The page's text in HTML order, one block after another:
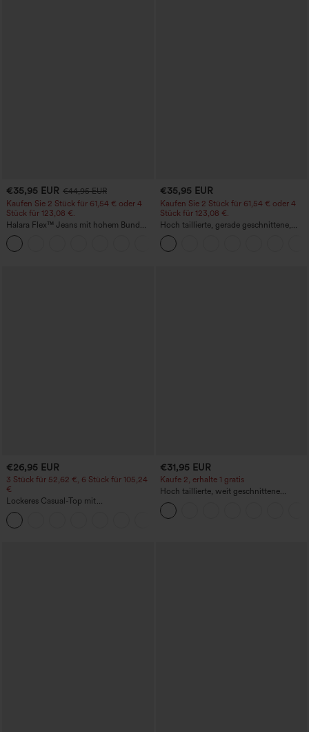
€35,95 EUR €44,95 EUR
Kaufen Sie 2 Stück für 61,54 € oder 4
Stück für 123,08 €.
Halara Flex™ Jeans mit hohem Bund
und Taschen, gewaschener, lässiger
Bootcut
€35,95 EUR
Kaufen Sie 2 Stück für 61,54 € oder 4
Stück für 123,08 €.
Hoch taillierte, gerade geschnittene,
legere Leinen-Optik-Hose mit Taschen
€26,95 EUR
3 Stück für 52,62 €, 6 Stück für 105,24
€
Lockeres Casual-Top mit
Rundhalsausschnitt und
Fledermausärmeln
€31,95 EUR
Kaufe 2, erhalte 1 gratis
Hoch taillierte, weit geschnittene
Freizeithose aus Leinenmischung mit
Kordelzug und Taschen